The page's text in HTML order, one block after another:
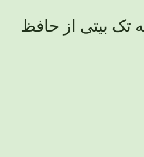
تک بیتی از حافظ